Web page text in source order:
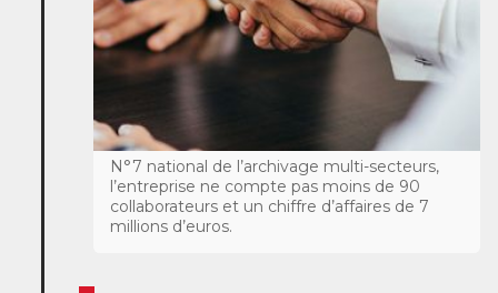
N°7 national de l’archivage multi-secteurs,
l’entreprise ne compte pas moins de 90
collaborateurs et un chiffre d’affaires de 7
millions d’euros.